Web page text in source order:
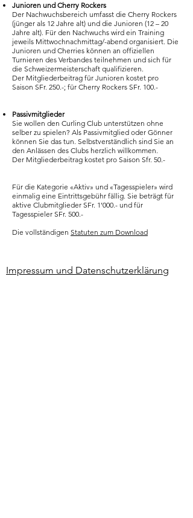
Junioren und Cherry Rockers
Der Nachwuchsbereich umfasst die Cherry Rockers
(jünger als 12 Jahre alt) und die Junioren (12 – 20
Jahre alt). Für den Nachwuchs wird ein Training
jeweils Mittwochnachmittag/-abend organisiert. Die
Junioren und Cherries können an offiziellen
Turnieren des Verbandes teilnehmen und sich für
die Schweizermeisterschaft qualifizieren.
Der Mitgliederbeitrag für Junioren kostet pro
Saison SFr. 250.-; für Cherry Rockers SFr. 100.-
Passivmitglieder
Sie wollen den Curling Club unterstützen ohne
selber zu spielen? Als Passivmitglied oder Gönner
können Sie das tun. Selbstverständlich sind Sie an
den Anlässen des Clubs herzlich willkommen.
Der Mitgliederbeitrag kostet pro Saison Sfr. 50.-
Für die Kategorie «Aktiv» und «Tagesspieler» wird
einmalig eine Eintrittsgebühr fällig. Sie beträgt für
aktive Clubmitglieder SFr. 1’000.- und für
Tagesspieler SFr. 500.-
Die vollständigen Statuten zum Download
Impressum und Datenschutzerklärung